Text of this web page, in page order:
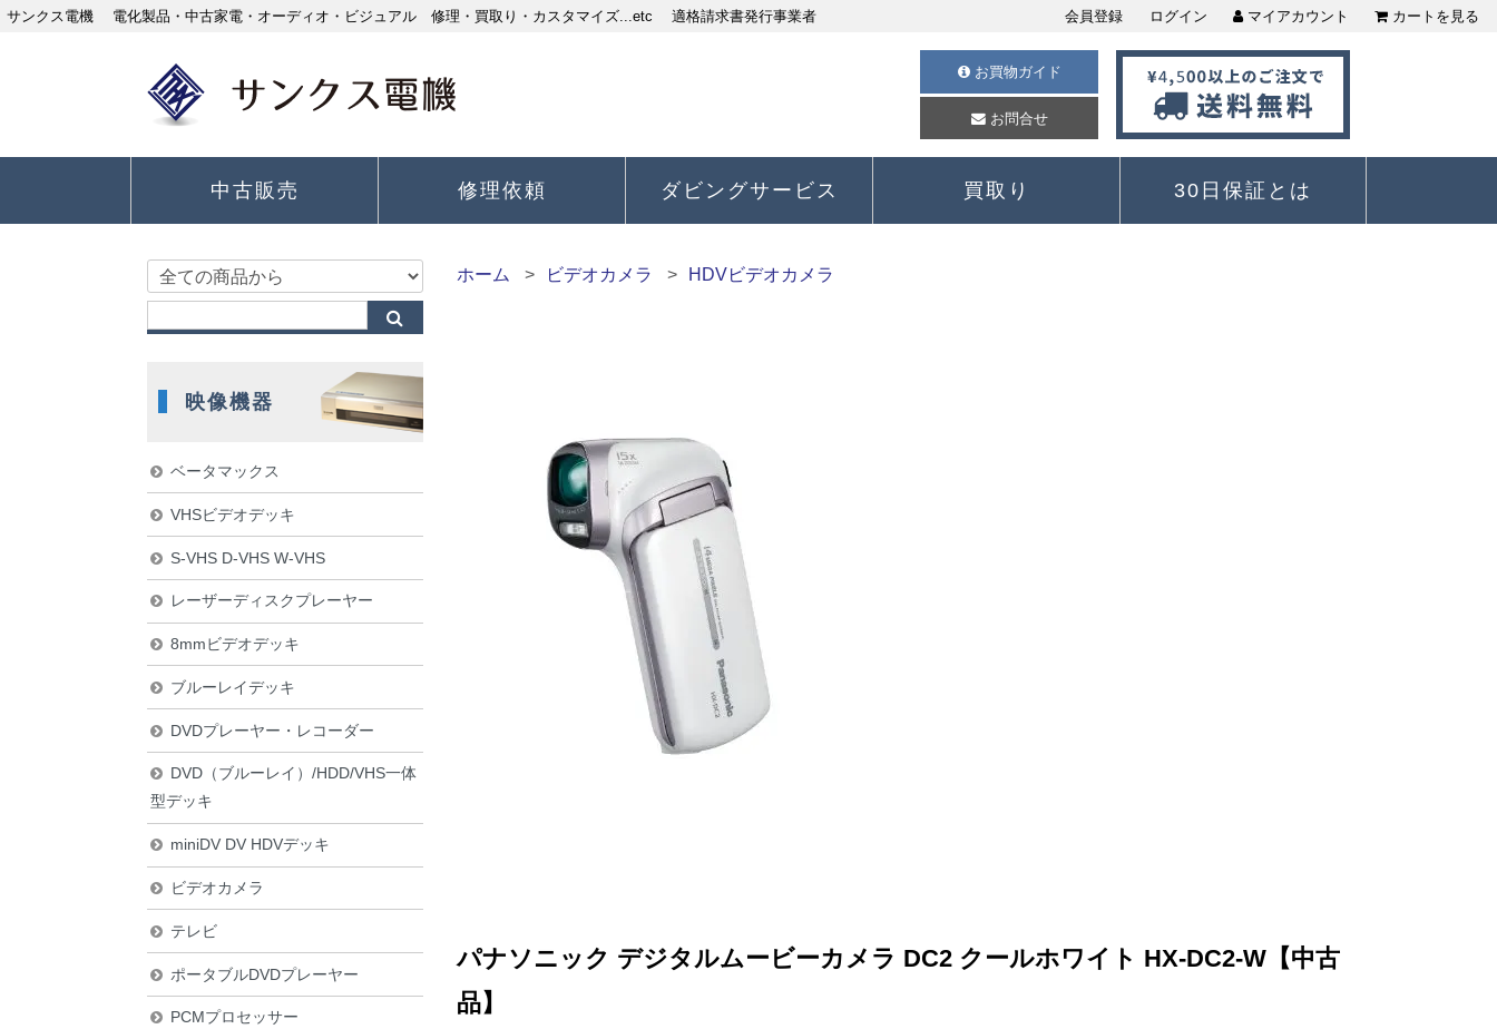
サンクス電機 電化製品・中古家電・オーディオ・ビジュアル 修理・買取り・カスタマイズ...etc 適格請求書発行事業者 会員登録 ログイン マイアカウント カートを見る
お買物ガイド
お問合せ
中古販売 修理依頼 ダビングサービス 買取り 30日保証とは
ホーム ビデオカメラ HDVビデオカメラ
パナソニック デジタルムービーカメラ DC2 クールホワイト HX-DC2-W【中古
品】
映像機器
ベータマックス
VHSビデオデッキ
S-VHS D-VHS W-VHS
レーザーディスクプレーヤー
8mmビデオデッキ
ブルーレイデッキ
DVDプレーヤー・レコーダー
DVD（ブルーレイ）/HDD/VHS一体
型デッキ
miniDV DV HDVデッキ
ビデオカメラ
テレビ
ポータブルDVDプレーヤー
PCMプロセッサー